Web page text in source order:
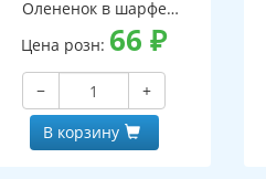
Олененок в шарфе
(двухсторонние, видны с
обеих сторон,
многоразовые)
Цена розн: 66₽
−
+
В корзину